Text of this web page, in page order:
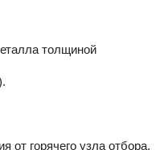
толщиной
от горячего узла отбора.